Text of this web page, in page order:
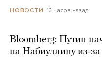
НОВОСТИ 12 часов назад
Bloomberg: Путин
на Набиуллину из-